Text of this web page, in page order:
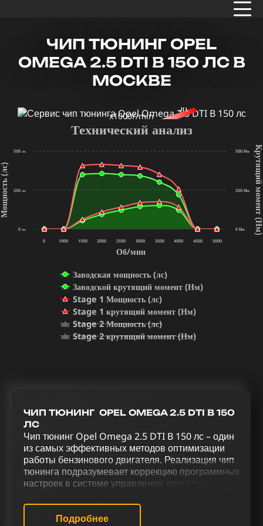
ЧИП ТЮНИНГ OPEL
OMEGA 2.5 DTI B 150 ЛС В
МОСКВЕ
x1000r/min
Об/мин
(лс)
Технический анализ
Заводская мощность (лс)
Заводской крутящий момент (Нм)
Stage 1 Мощность (лс)
Stage 1 крутящий момент (Нм)
Stage 2 Мощность (лс)
Stage 2 крутящий момент (Нм)
0 1000 1500 2000 2500 3000 3500 4000 4500 5000
0 лс
250 лс
500 лс
0 Нм
250 Нм
500 Нм
ЧИП ТЮНИНГ OPEL OMEGA 2.5 DTI B 150
ЛС
Чип тюнинг Opel Omega 2.5 DTI B 150 лс – один
из самых эффективных методов оптимизации
работы бензинового двигателя. Реализация чип
тюнинга подразумевает коррекцию программных
настроек в системе управления двигателем для
усовершенствования Opel Omega 2.5 DTI B 150
лс, включающий в себя чип тюнинг (stage 1 и
Подробнее